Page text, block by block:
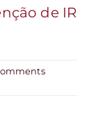
de IR